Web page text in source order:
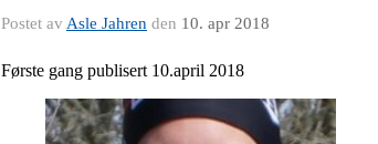
Postet av Asle Jahren den 10. apr 2018
Første gang publisert 10.april 2018